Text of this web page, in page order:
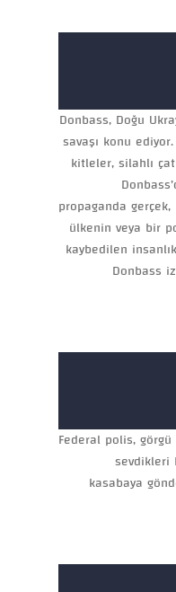
Donbass, Doğu
savaşı konu
kitleler, silahlı
propaganda
ülkenin veya bir
kaybedilen
Donbass
Federal polis, görgü
sevdikleri
kasabaya